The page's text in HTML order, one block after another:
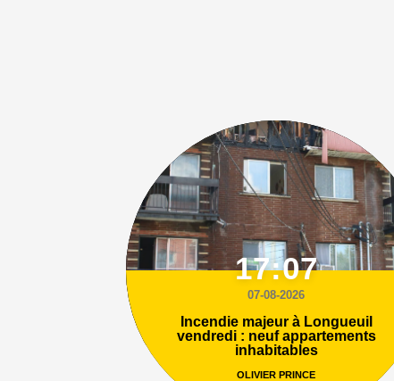
17:07
07-08-2026
Incendie majeur à Longueuil
vendredi : neuf appartements
inhabitables
OLIVIER PRINCE